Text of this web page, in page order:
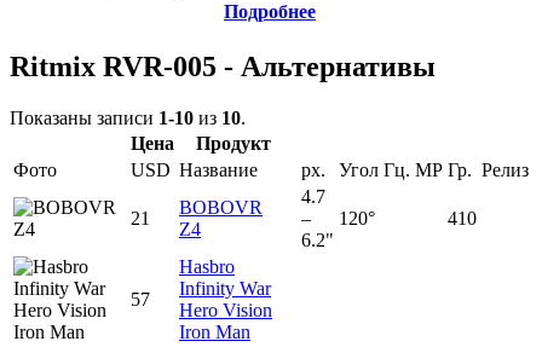
Подробнее
Ritmix RVR-005 - Альтернативы
Показаны записи 1-10 из 10.
Цена
Продукт
Фото
USD Название px. Угол Гц. MP Гр. Релиз
21
BOBOVR
Z4
4.7
–
6.2"
120° 410
57
Hasbro
Infinity War
Hero Vision
Iron Man